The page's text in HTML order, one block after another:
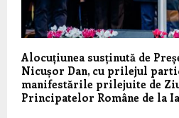
Alocuțiunea susținută de
Nicușor Dan, cu prilejul
manifestările prilejuite de
Principatelor Române de la